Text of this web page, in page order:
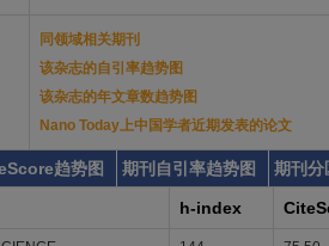
同领域相关期刊
该杂志的自引率趋势图
该杂志的年文章数趋势图
Nano Today上中国学者近期发表的论文
趋势图 期刊自引率趋势图
期刊分
h-index